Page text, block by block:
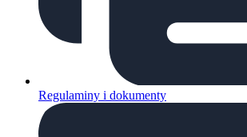
Regulaminy i dokumenty